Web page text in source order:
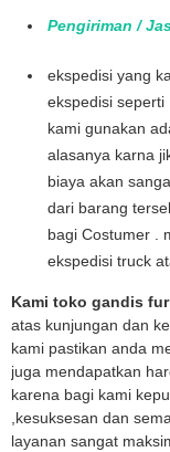
Pengiriman /
ekspedisi yang
ekspedisi seperti
kami gunakan
alasanya karna
biaya akan
dari barang
bagi Costumer .
ekspedisi truck
Kami toko gandis
atas kunjungan dan
kami pastikan anda
juga mendapatkan
karena bagi kami
,kesuksesan dan
layanan sangat